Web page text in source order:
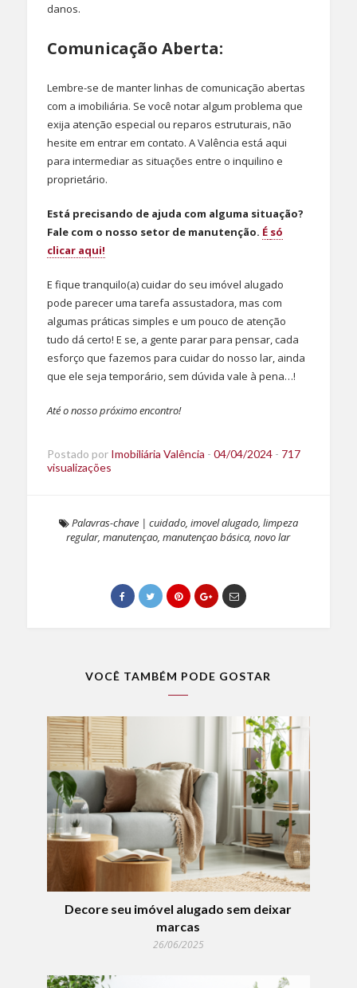
danos.
Comunicação Aberta:
Lembre-se de manter linhas de comunicação abertas
com a imobiliária. Se você notar algum problema que
exija atenção especial ou reparos estruturais, não
hesite em entrar em contato. A Valência está aqui
para intermediar as situações entre o inquilino e
proprietário.
Está precisando de ajuda com alguma situação?
Fale com o nosso setor de manutenção. É só
clicar aqui!
E fique tranquilo(a) cuidar do seu imóvel alugado
pode parecer uma tarefa assustadora, mas com
algumas práticas simples e um pouco de atenção
tudo dá certo! E se, a gente parar para pensar, cada
esforço que fazemos para cuidar do nosso lar, ainda
que ele seja temporário, sem dúvida vale à pena…!
Até o nosso próximo encontro!
Postado por Imobiliária Valência - 04/04/2024 - 717
visualizações
Palavras-chave| cuidado, imovel alugado, limpeza
regular,manutençao,manutençao básica,novo lar
VOCÊ TAMBÉM PODE GOSTAR
Decore seu imóvel alugado sem deixar
marcas
26/06/2025